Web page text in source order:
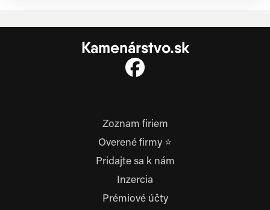
Kamenárstvo.sk
Zoznam firiem
Overené firmy ⭐
Pridajte sa k nám
Inzercia
Prémiové účty